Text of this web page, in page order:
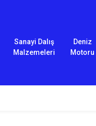
Sanayi Dalış
Malzemeleri
Deniz
Motoru